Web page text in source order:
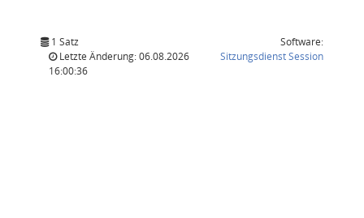
1 Satz
Letzte Änderung: 06.08.2026
16:00:36
Software:
SitzungsdienstSession(Wird in